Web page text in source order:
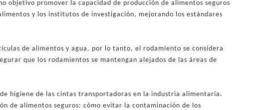
objetivo promover la capacidad de producción de alimentos seguros
y los institutos de investigación, mejorando los estándares
de alimentos y agua, por lo tanto, el rodamiento se considera
que los rodamientos se mantengan alejados de las áreas de
higiene de las cintas transportadoras en la industria alimentaria.
de alimentos seguros: cómo evitar la contaminación de los